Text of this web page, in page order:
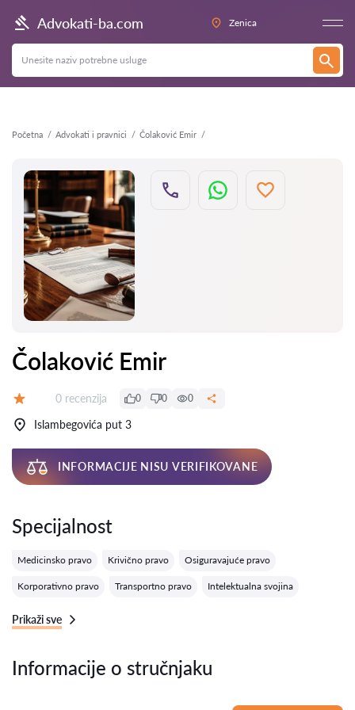
Advokati-ba.com Zenica
Početna Advokati i pravnici Čolaković Emir
Nazad
Čolaković Emir
Recenzija:
0 recenzija 0 0 0
Islambegovića put 3
INFORMACIJE NISU VERIFIKOVANE
Specijalnost
Medicinsko pravo Krivično pravo Osiguravajuće pravo
Korporativno pravo Transportno pravo Intelektualna svojina
Prikaži sve
Informacije o stručnjaku